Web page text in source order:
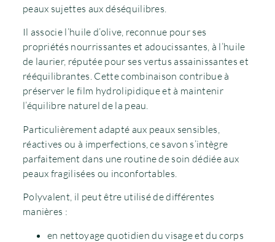
peaux sujettes aux déséquilibres.
Il associe l’huile d’olive, reconnue pour ses
propriétés nourrissantes et adoucissantes, à l’huile
de laurier, réputée pour ses vertus assainissantes et
rééquilibrantes. Cette combinaison contribue à
préserver le film hydrolipidique et à maintenir
l’équilibre naturel de la peau.
Particulièrement adapté aux peaux sensibles,
réactives ou à imperfections, ce savon s’intègre
parfaitement dans une routine de soin dédiée aux
peaux fragilisées ou inconfortables.
Polyvalent, il peut être utilisé de différentes
manières :
en nettoyage quotidien du visage et du corps